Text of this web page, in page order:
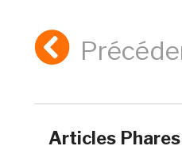
Articles Phares